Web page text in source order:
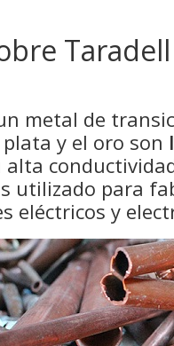
Taradell
metal de
y el oro son
alta
utilizado para
eléctricos y